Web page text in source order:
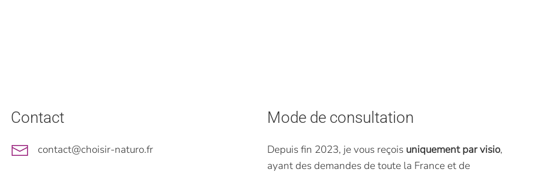
Contact
contact@choisir-naturo.fr
Mode de consultation
Depuis fin 2023, je vous reçois uniquement par visio,
ayant des demandes de toute la France et de